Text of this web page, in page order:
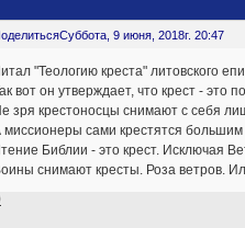
Суббота, 9 июня, 2018г. 20:47
"Теологию креста" литовского
вот он утверждает, что крест - это
зря крестоносцы снимают с себя
миссионеры сами крестятся большим
Библии - это крест. Исключая
снимают кресты. Роза ветров.